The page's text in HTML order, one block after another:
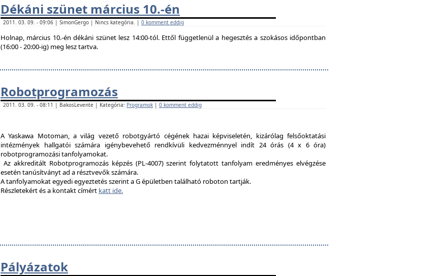
Dékáni szünet március 10.-én
2011. 03. 09. - 09:06 | SimonGergo | Nincs kategória. | 0 komment eddig
Holnap, március 10.-én dékáni szünet lesz 14:00-tól. Ettől függetlenül a hegesztés a szokásos időpontban
(16:00 - 20:00-ig) meg lesz tartva.
Robotprogramozás
2011. 03. 09. - 08:11 | BakosLevente | Kategória: Programok | 0 komment eddig
A Yaskawa Motoman, a világ vezető robotgyártó cégének hazai képviseletén, kizárólag felsőoktatási
intézmények hallgatói számára igénybevehető rendkívüli kedvezménnyel indít 24 órás (4 x 6 óra)
robotprogramozási tanfolyamokat.
Az akkreditált Robotprogramozás képzés (PL-4007) szerint folytatott tanfolyam eredményes elvégzése
esetén tanúsítványt ad a résztvevők számára.
A tanfolyamokat egyedi egyeztetés szerint a G épületben található roboton tartják.
Részletekért és a kontakt címért katt ide.
Pályázatok